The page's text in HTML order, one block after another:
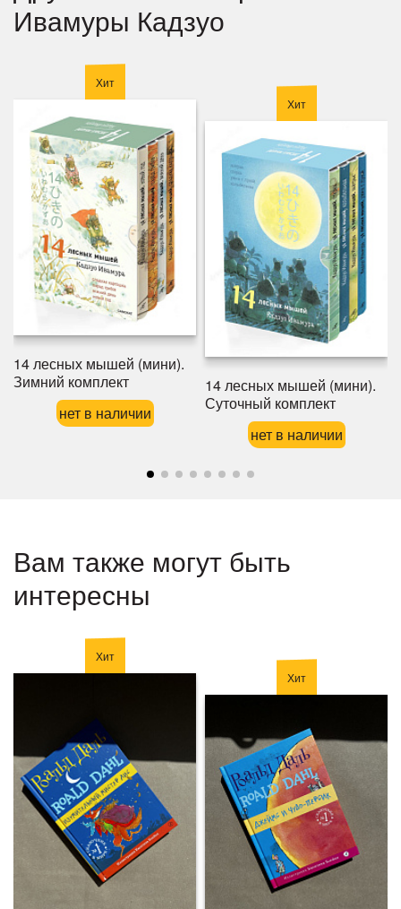
Ивамуры Кадзуо
Хит
14 лесных мышей (мини).
Зимний комплект
нет в наличии
Хит
14 лесных мышей (мини).
Суточный комплект
нет в наличии
Вам также могут быть
интересны
Хит
Хит